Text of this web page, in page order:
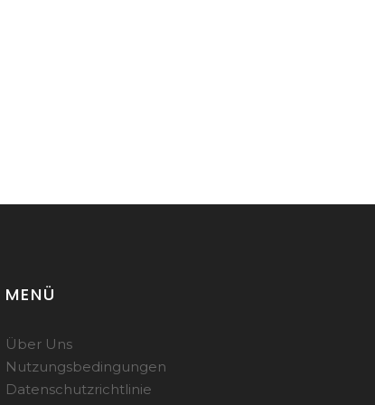
MENÜ
Über Uns
Nutzungsbedingungen
Datenschutzrichtlinie